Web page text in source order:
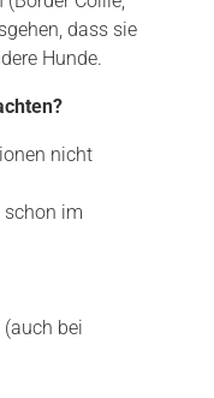
dass sie
Hunde.
nicht
schon im
bei